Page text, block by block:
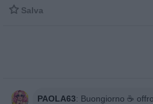
 Salva
PAOLA63: Buongiorno ☕